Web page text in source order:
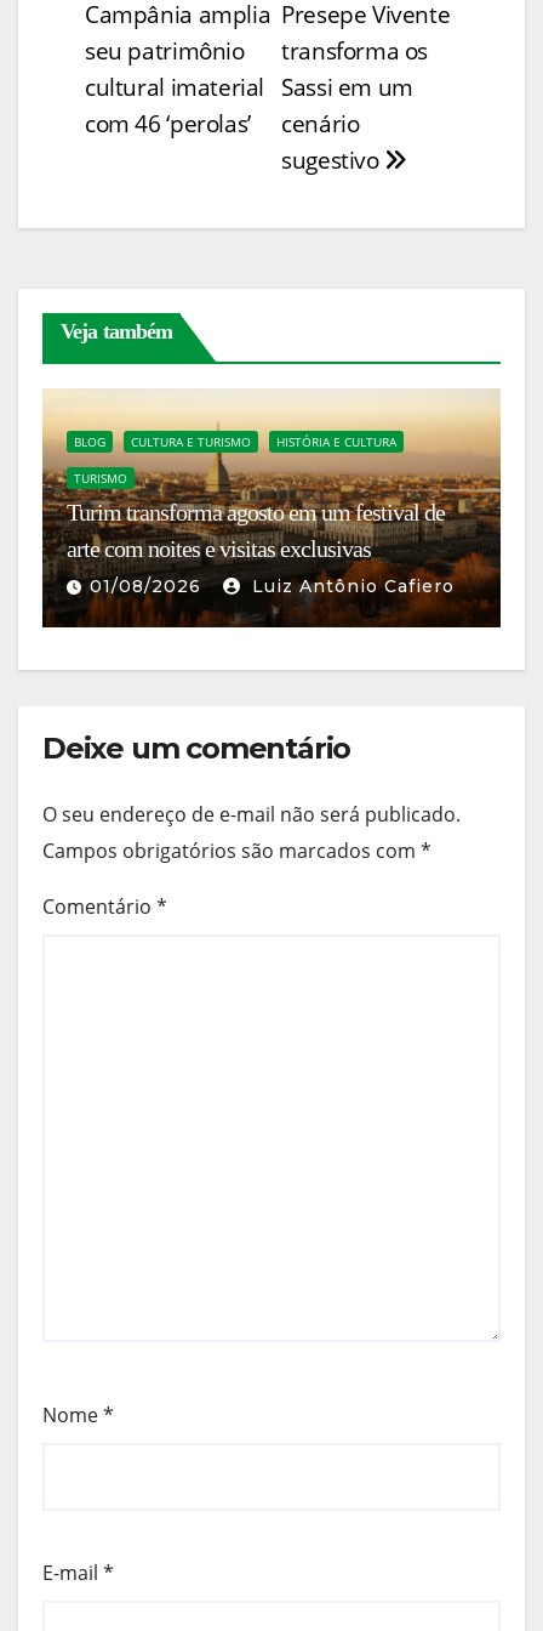
n
k
o
o
k
p
p
n
n
g
er
Post
Presepe Vivente
transforma os
Sassi em um
cenário
sugestivo
Campânia amplia
seu patrimônio
cultural imaterial
com 46 ‘perolas’
Veja também
BLOG CULTURA E TURISMO HISTÓRIA E CULTURA
TURISMO
Turim transforma agosto em um festival de
arte com noites e visitas exclusivas
01/08/2026 Luiz Antônio Cafiero
Deixe um comentário
O seu endereço de e-mail não será publicado.
Campos obrigatórios são marcados com *
Comentário *
Nome*
E-mail *